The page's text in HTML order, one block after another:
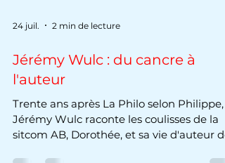
24 juil. 2 min de lecture
Jérémy Wulc : du cancre à
l'auteur
Trente ans après La Philo selon Philippe,